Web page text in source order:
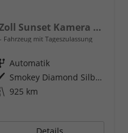
Selection 1.0 TSI DSG 17 Zoll Sunset Kamera PDC v+h
Fahrzeug mit Tageszulassung
Getriebe Automatik
Außenfarbe
Smokey Diamond Silber Metallic
Kilometerstand 925 km
Details